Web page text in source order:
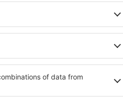
Oaspeții pot folosi parcarea
apartament care să
ca hotelurile cu standarde ȋnalte
de wellness precum spa și
mai bună cazare în Mount
pentru cupluri, familii și
precum și pentru companii care
evenimente pentru angajații lor.